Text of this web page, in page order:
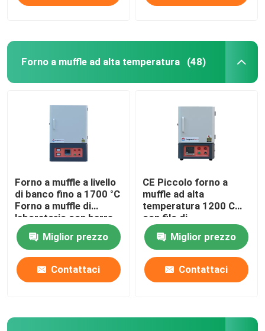
Forno a muffle ad alta temperatura (48)
Forno a muffle a livello
di banco fino a 1700 °C
Forno a muffle di
laboratorio con barre
MoSi2
Miglior prezzo
Contattaci
CE Piccolo forno a
muffle ad alta
temperatura 1200 C
con filo di
riscaldamento
incorporatoMiglior prezzo
Contattaci